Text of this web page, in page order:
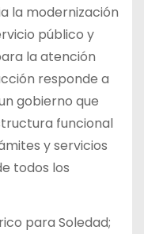
la modernización
público y
la atención
responde a
gobierno que
funcional
y servicios
todos los
para Soledad;